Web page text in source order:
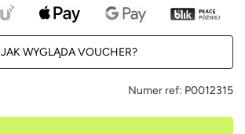
JAK WYGLĄDA VOUCHER?
Numer ref: P0012315